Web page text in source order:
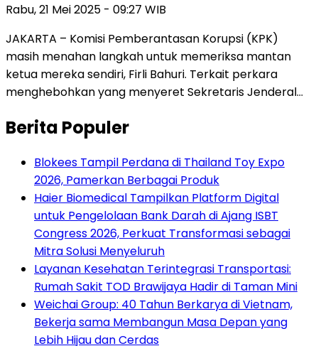
Rabu, 21 Mei 2025 - 09:27 WIB
JAKARTA – Komisi Pemberantasan Korupsi (KPK)
masih menahan langkah untuk memeriksa mantan
ketua mereka sendiri, Firli Bahuri. Terkait perkara
menghebohkan yang menyeret Sekretaris Jenderal…
Berita Populer
Blokees Tampil Perdana di Thailand Toy Expo
2026, Pamerkan Berbagai Produk
Haier Biomedical Tampilkan Platform Digital
untuk Pengelolaan Bank Darah di Ajang ISBT
Congress 2026, Perkuat Transformasi sebagai
Mitra Solusi Menyeluruh
Layanan Kesehatan Terintegrasi Transportasi:
Rumah Sakit TOD Brawijaya Hadir di Taman Mini
Weichai Group: 40 Tahun Berkarya di Vietnam,
Bekerja sama Membangun Masa Depan yang
Lebih Hijau dan Cerdas